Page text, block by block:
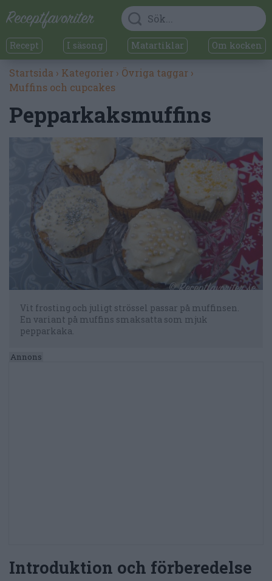
Recept I säsong Matartiklar Om kocken
Startsida › Kategorier › Övriga taggar ›
Muffins och cupcakes
Pepparkaksmuffins
Vit frosting och juligt strössel passar på muffinsen.
En variant på muffins smaksatta som mjuk
pepparkaka.
Introduktion och förberedelse